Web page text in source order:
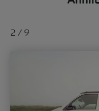
2 / 9